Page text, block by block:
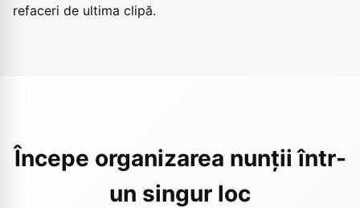
refaceri de ultima clipă.
Începe organizarea nunții într-
un singur loc